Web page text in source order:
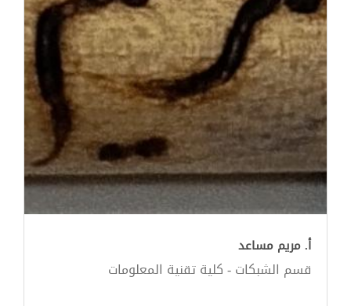
أ. مريم مساعد
قسم الشبكات - كلية تقنية المعلومات